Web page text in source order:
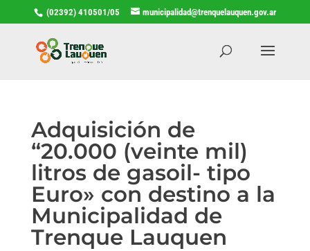
(02392) 410501/05 municipalidad@trenquelauquen.gov.ar
Adquisición de
“20.000 (veinte mil)
litros de gasoil- tipo
Euro» con destino a la
Municipalidad de
Trenque Lauquen